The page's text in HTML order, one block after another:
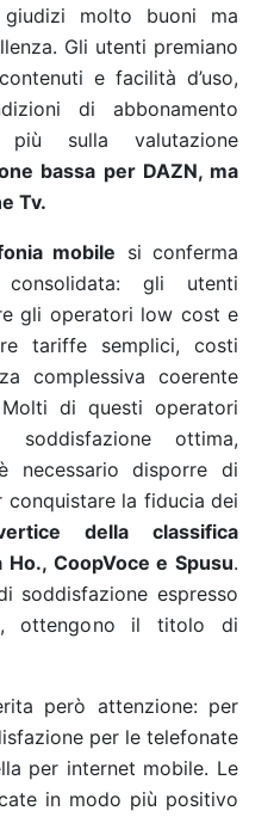
molto buoni ma
Gli utenti premiano
e facilità d’uso,
di abbonamento
sulla valutazione
bassa per DAZN, ma
Tv.
mobile si conferma
gli utenti
gli operatori low cost e
tariffe semplici, costi
complessiva coerente
di questi operatori
ottima,
necessario disporre di
la fiducia dei
della classifica
CoopVoce e Spusu.
soddisfazione espresso
ottengono il titolo di
però attenzione: per
per le telefonate
per internet mobile. Le
in modo più positivo